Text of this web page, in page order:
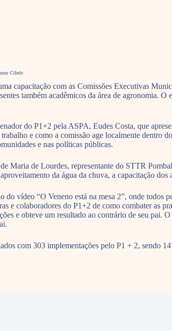
Cibele
capacitação com as Comissões Executivas
também acadêmicos da área de agronomia.
do P1+2 pela ASPA, Eudes Costa, que
e como a comissão age localmente dentro
e nas políticas públicas.
Maria de Lourdes, representante do STTR
da água da chuva, a capacitação
vídeo “O Veneno está na mesa 2”, onde
e colaboradores do P1+2 de como combater as
e obteve um resultado ao contrário de seu
com 303 implementações pelo P1 + 2, sendo